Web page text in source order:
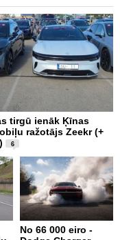
tirgū ienāk Ķīnas
ražotājs Zeekr (+
6
No 66 000 eiro -